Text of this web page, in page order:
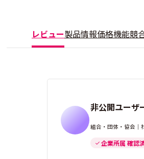
レビュー製品情報価格機能競
非公開ユーザ
組合・団体・協会｜
企業所属 確認